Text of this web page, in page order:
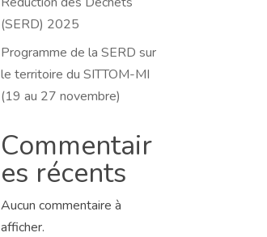
(SERD) 2025
Programme de la SERD sur
le territoire du SITTOM-MI
(19 au 27 novembre)
Commentair
es récents
Aucun commentaire à
afficher.